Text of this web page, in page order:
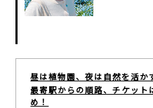
昼は植物園、夜は自然を活か
最寄駅からの順路、チケット
め！